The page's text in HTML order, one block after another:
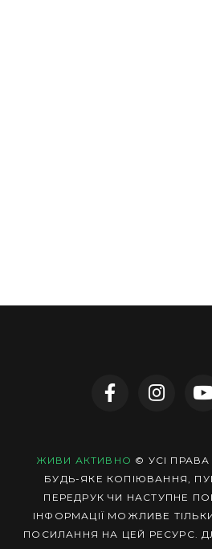
ЖИВИ АКТИВНО © УСІ ПРАВА
БУДЬ-ЯКЕ КОПІЮВАННЯ,
ПЕРЕДРУК ЧИ НАСТУПНЕ
ІНФОРМАЦІЇ МОЖЛИВЕ
ПОСИЛАННЯ НА ЦЕЙ РЕСУРС.